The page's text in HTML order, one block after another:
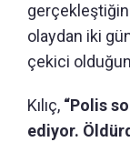
olaydan iki
çekici
Kılıç, “Polis
ediyor.